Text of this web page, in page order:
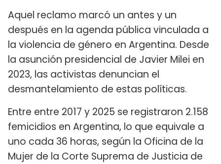
Aquel reclamo marcó un antes y un
después en la agenda pública vinculada a
la violencia de género en Argentina. Desde
la asunción presidencial de Javier Milei en
2023, las activistas denuncian el
desmantelamiento de estas políticas.
Entre entre 2017 y 2025 se registraron 2.158
femicidios en Argentina, lo que equivale a
uno cada 36 horas, según la Oficina de la
Mujer de la Corte Suprema de Justicia de